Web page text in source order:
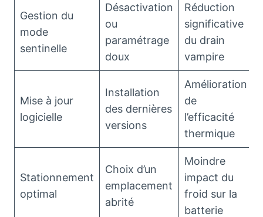
Gestion du
mode
sentinelle
Désactivation
ou
paramétrage
doux
Réduction
significative
du drain
vampire
Mise à jour
logicielle
Installation
des dernières
versions
Amélioration
de
l’efficacité
thermique
Stationnement
optimal
Choix d’un
emplacement
abrité
Moindre
impact du
froid sur la
batterie